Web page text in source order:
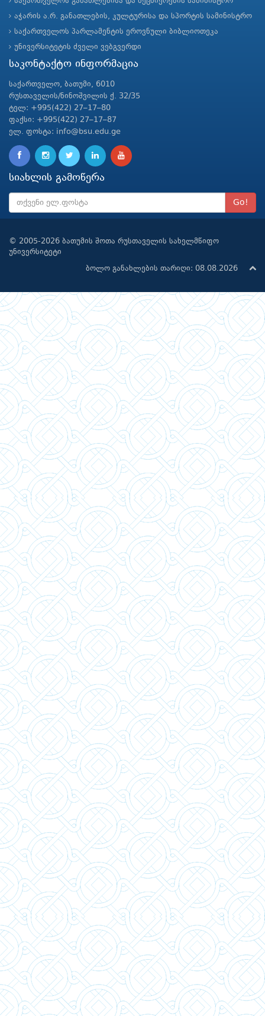
აჭარის ა.რ. განათლების, კულტურისა და სპორტის სამინისტრო
საქართველოს პარლამენტის ეროვნული ბიბლიოთეკა
უნივერსიტეტის ძველი ვებგვერდი
საკონტაქტო ინფორმაცია
საქართველო, ბათუმი, 6010
რუსთაველის/ნინოშვილის ქ. 32/35
ტელ: +995(422) 27–17–80
ფაქსი: +995(422) 27–17–87
ელ. ფოსტა: info@bsu.edu.ge
სიახლის გამოწერა
Go!
© 2005-2026 ბათუმის შოთა რუსთაველის სახელმწიფო
უნივერსიტეტი
ბოლო განახლების თარიღი: 08.08.2026